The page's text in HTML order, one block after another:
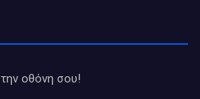
οθόνη σου!